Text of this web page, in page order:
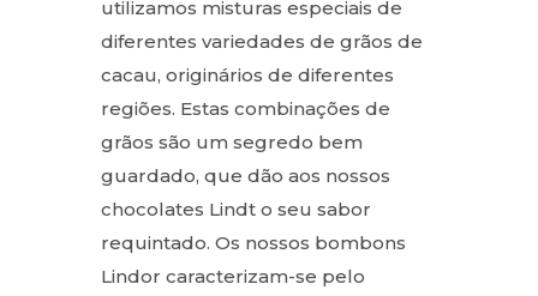
utilizamos misturas especiais de
diferentes variedades de grãos de
cacau, originários de diferentes
regiões. Estas combinações de
grãos são um segredo bem
guardado, que dão aos nossos
chocolates Lindt o seu sabor
requintado. Os nossos bombons
Lindor caracterizam-se pelo